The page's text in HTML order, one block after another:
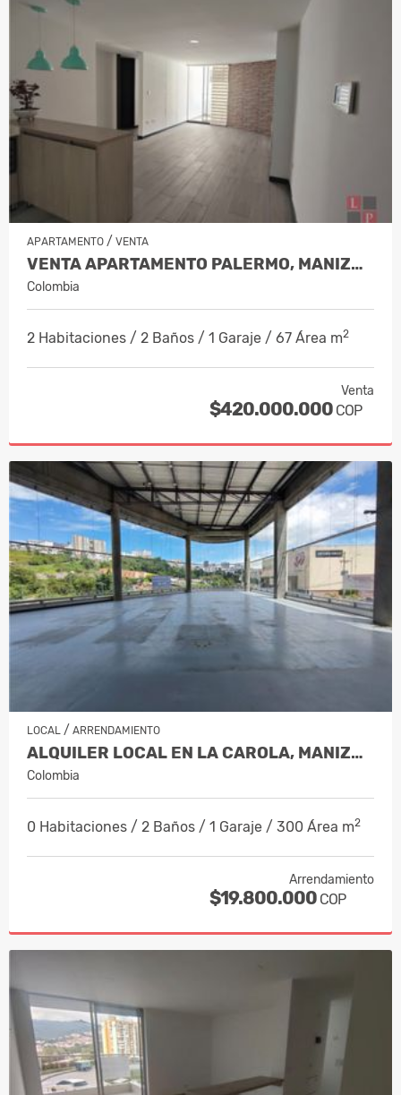
APARTAMENTO / VENTA
VENTA APARTAMENTO PALERMO, MANIZALE…
Colombia
2 Habitaciones / 2 Baños / 1 Garaje / 67 Área m2
Venta
$420.000.000 COP
LOCAL / ARRENDAMIENTO
ALQUILER LOCAL EN LA CAROLA, MANIZALES…
Colombia
0 Habitaciones / 2 Baños / 1 Garaje / 300 Área m2
Arrendamiento
$19.800.000 COP